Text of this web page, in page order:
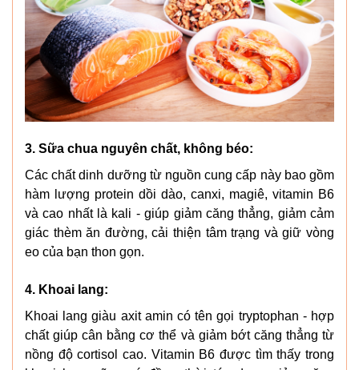
3. Sữa chua nguyên chất, không béo:
Các chất dinh dưỡng từ nguồn cung cấp này bao gồm
hàm lượng protein dồi dào, canxi, magiê, vitamin B6
và cao nhất là kali - giúp giảm căng thẳng, giảm cảm
giác thèm ăn đường, cải thiện tâm trạng và giữ vòng
eo của bạn thon gọn.
4. Khoai lang:
Khoai lang giàu axit amin có tên gọi tryptophan - hợp
chất giúp cân bằng cơ thể và giảm bớt căng thẳng từ
nồng độ cortisol cao. Vitamin B6 được tìm thấy trong